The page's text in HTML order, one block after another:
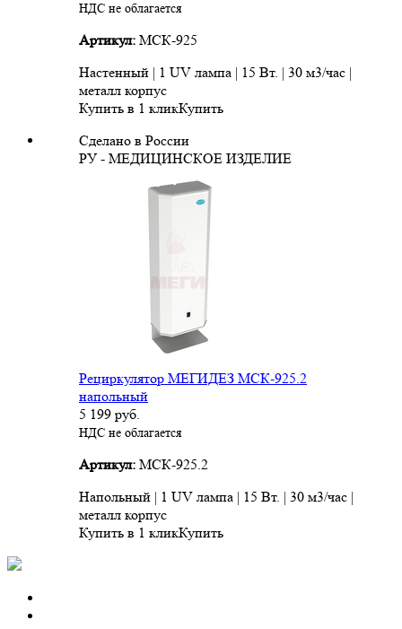
НДС не облагается
Артикул: МСК-925
Настенный | 1 UV лампа | 15 Вт. | 30 м3/час |
металл корпус
Купить в 1 кликКупить
Сделано в России
РУ - МЕДИЦИНСКОЕ ИЗДЕЛИЕ
Рециркулятор МЕГИДЕЗ МСК-925.2
напольный
5 199 руб.
НДС не облагается
Артикул: МСК-925.2
Напольный | 1 UV лампа | 15 Вт. | 30 м3/час |
металл корпус
Купить в 1 кликКупить